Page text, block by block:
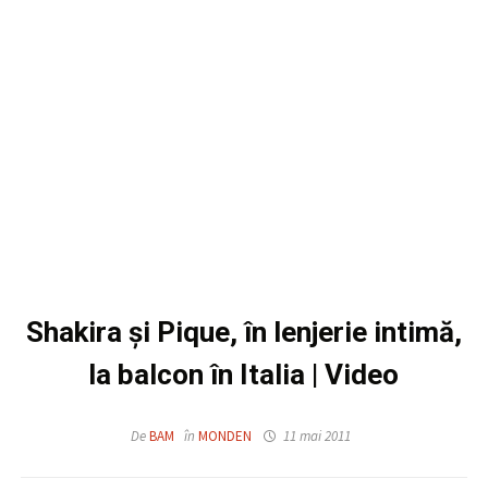
Shakira și Pique, în lenjerie intimă,
la balcon în Italia | Video
DeBAM în MONDEN 11 mai 2011